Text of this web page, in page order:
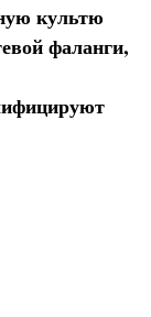
культю
фаланги,